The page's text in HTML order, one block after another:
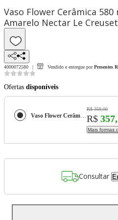
Vaso Flower Cerâmica
Amarelo Nectar Le Creuset
4000072580 Vendido e entregue por Presentes
Ofertas disponíveis
Vaso Flower Cerâmica 580 ml volume 16 cm altura Amarelo Nectar Le Creuset
R$ 359,00
R$
Mais formas
Consultar